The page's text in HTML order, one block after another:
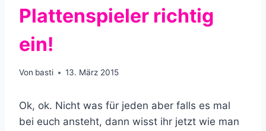
Plattenspieler richtig
ein!
Von basti 13. März 2015
Ok, ok. Nicht was für jeden aber falls es mal
bei euch ansteht, dann wisst ihr jetzt wie man